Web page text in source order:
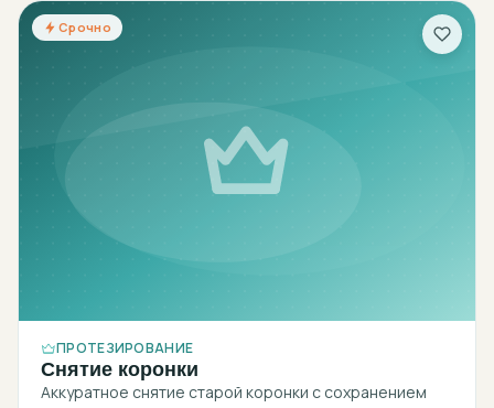
Срочно
ПРОТЕЗИРОВАНИЕ
Снятие коронки
Аккуратное снятие старой коронки с сохранением